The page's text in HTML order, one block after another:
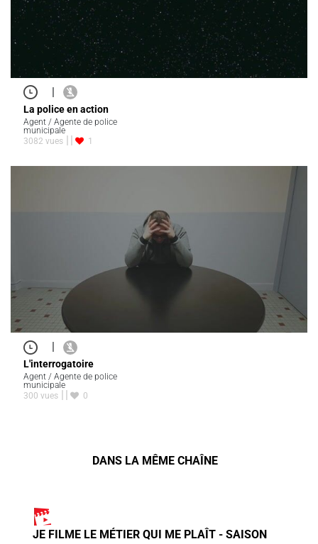
|
La police en action
Agent / Agente de police
municipale
3082 vues
1
|
L'interrogatoire
Agent / Agente de police
municipale
300 vues
0
DANS LA MÊME CHAÎNE
JE FILME LE MÉTIER QUI ME PLAÎT - SAISON